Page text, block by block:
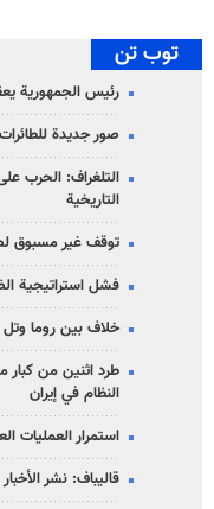
توب تن
رئيس الجمهورية
صور جديدة
التلغراف: الحرب
التاريخية
توقف غير مسبوق
فشل استراتيجية
خلاف بين روما وتل
طرد اثنين من
النظام في إيران
استمرار العمليات
قاليباف: نشر